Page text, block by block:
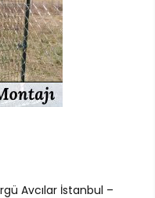
Avcılar İstanbul –